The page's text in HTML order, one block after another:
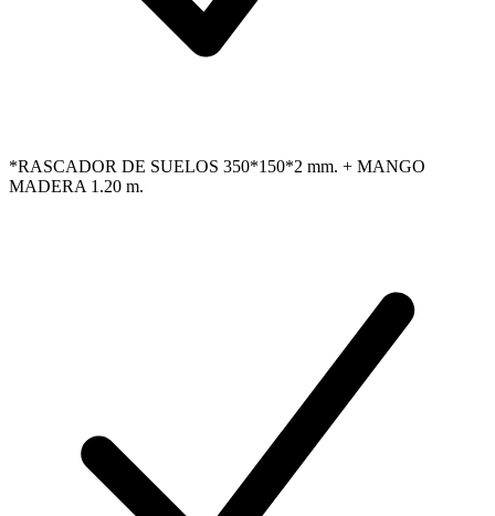
*RASCADOR DE SUELOS 350*150*2 mm. + MANGO
MADERA 1.20 m.